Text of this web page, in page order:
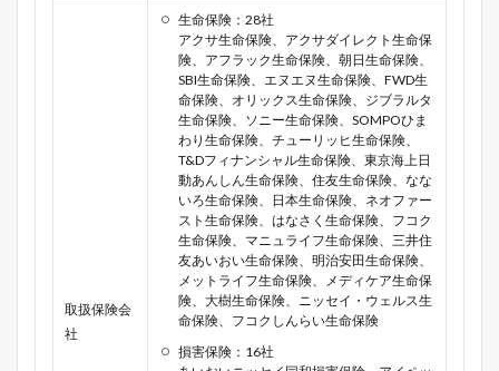
取扱保険会
社
生命保険：28社
アクサ生命保険、アクサダイレクト生命保
険、アフラック生命保険、朝日生命保険、
SBI生命保険、エヌエヌ生命保険、FWD生
命保険、オリックス生命保険、ジブラルタ
生命保険、ソニー生命保険、SOMPOひま
わり生命保険、チューリッヒ生命保険、
T&Dフィナンシャル生命保険、東京海上日
動あんしん生命保険、住友生命保険、なな
いろ生命保険、日本生命保険、ネオファー
スト生命保険、はなさく生命保険、フコク
生命保険、マニュライフ生命保険、三井住
友あいおい生命保険、明治安田生命保険、
メットライフ生命保険、メディケア生命保
険、大樹生命保険、ニッセイ・ウェルス生
命保険、フコクしんらい生命保険
損害保険：16社